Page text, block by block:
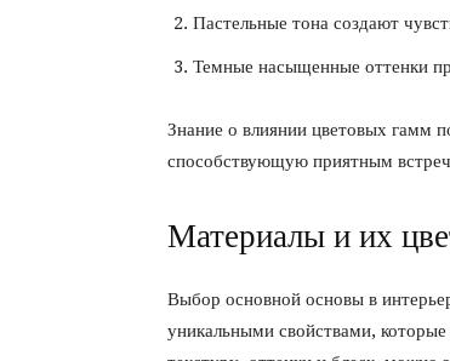
Пастельные тона создают
Темные насыщенные оттенки
Знание о влиянии цветовых гамм
способствующую приятным
Материалы и их
Выбор основной основы в
уникальными свойствами,